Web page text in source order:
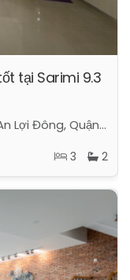
tại Sarimi 9.3
Đường Nguyễn Cơ Thạch, Phường An Lợi Đông, Quận 2, Hồ Chí Minh
3 2